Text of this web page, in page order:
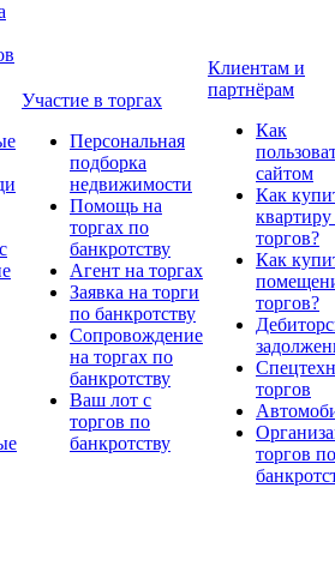
Участие в торгах
Персональная
подборка
недвижимости
Помощь на
торгах по
банкротству
Агент на торгах
Заявка на торги
по банкротству
Сопровождение
на торгах по
банкротству
Ваш лот с
торгов по
банкротству
Клиентам и
партнёрам
Как
сайтом
Как
квартиру
торгов?
Как
торгов?
торгов
торгов по